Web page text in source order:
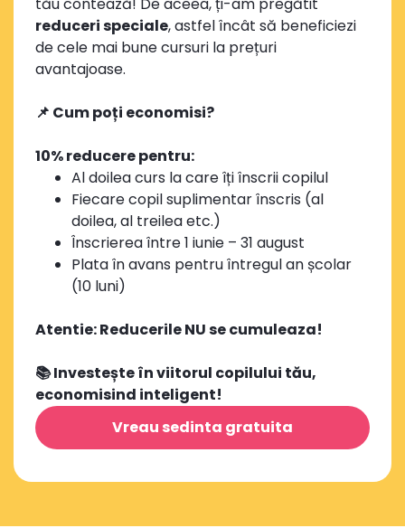
tău contează! De aceea, ți-am pregătit
reduceri speciale, astfel încât să beneficiezi
de cele mai bune cursuri la prețuri
avantajoase.
📌 Cum poți economisi?
10% reducere pentru:
Al doilea curs la care îți înscrii copilul
Fiecare copil suplimentar înscris (al
doilea, al treilea etc.)
Înscrierea între 1 iunie – 31 august
Plata în avans pentru întregul an școlar
(10 luni)
Atentie: Reducerile NU se cumuleaza!
📚 Investește în viitorul copilului tău,
economisind inteligent!
Vreau sedinta gratuita